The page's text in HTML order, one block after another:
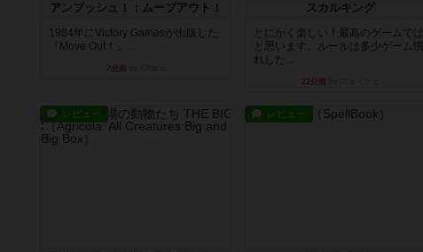
アンブッシュ！：ムーブアウト！
1984年にVictory Gamesが出版した
『Move Out！』...
7分前
スカルキング
とにかく楽しい！最高のゲームでは
と思います。ルールは多少ゲーム慣
れした...
22分前
レビュー レビュー